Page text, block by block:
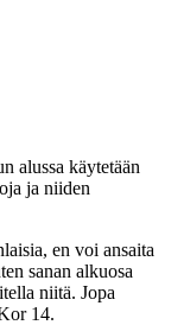
alussa käytetään
ja niiden
en voi ansaita
sanan alkuosa
niitä. Jopa
14.